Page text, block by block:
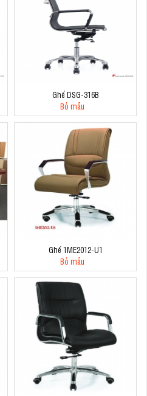
Ghế DSG-316B
Bỏ mẫu
Ghế 1ME2012-U1
Bỏ mẫu